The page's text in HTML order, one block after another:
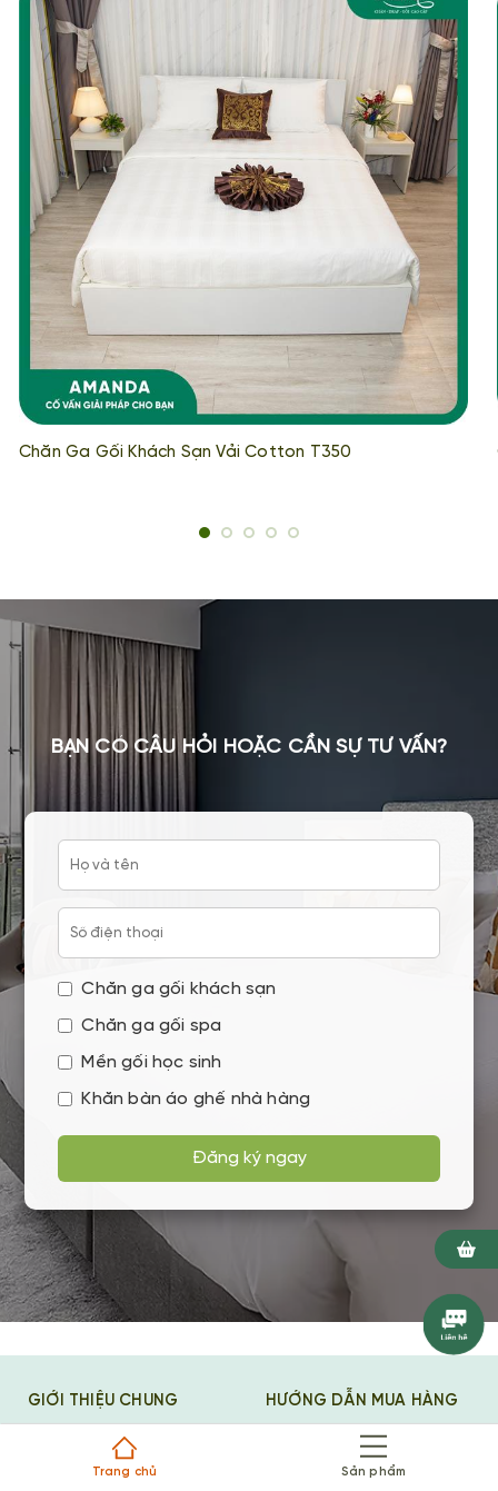
Trang chủ Sản phẩm
Chăn Ga Gối Khách Sạn Vải Cotton T350
BẠN CÓ CÂU HỎI HOẶC CẦN SỰ TƯ VẤN?
Chăn ga gối khách sạn
Chăn ga gối spa
Mền gối học sinh
Khăn bàn áo ghế nhà hàng
Đăng ký ngay
GIỚI THIỆU CHUNG HƯỚNG DẪN MUA HÀNG
Chính sách mua hàng và
thanh toán